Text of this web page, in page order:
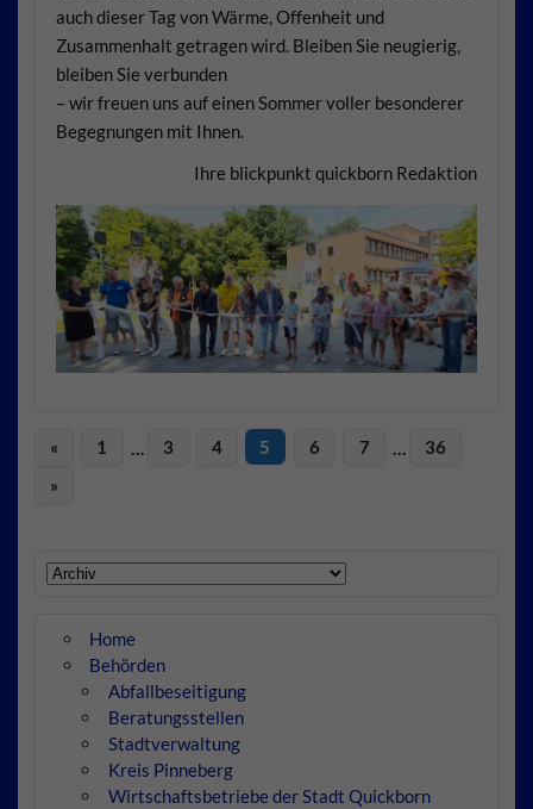
auch dieser Tag von Wärme, Offenheit und
Zusammenhalt getragen wird. Bleiben Sie neugierig,
bleiben Sie verbunden
– wir freuen uns auf einen Sommer voller besonderer
Begegnungen mit Ihnen.
Ihre blickpunkt quickborn Redaktion
« 1 3 4 5 6 7
36
»
Home
Behörden
Abfallbeseitigung
Beratungsstellen
Stadtverwaltung
Kreis Pinneberg
Wirtschaftsbetriebe der Stadt Quickborn